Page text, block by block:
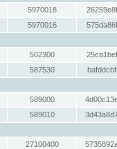
5970018
5970016
502300
587530
589000
589010
27100400